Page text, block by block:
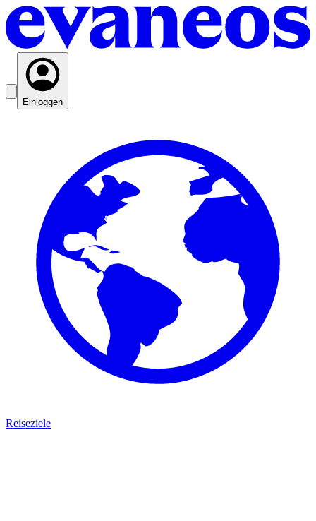
Einloggen
Reiseziele